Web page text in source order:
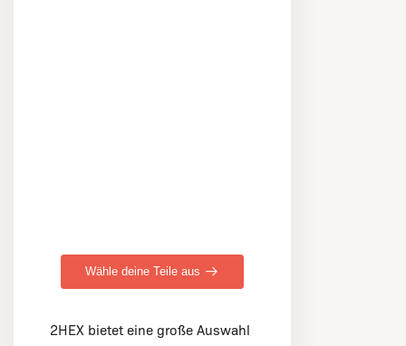
Wähle deine Teile aus
2HEX bietet eine große Auswahl